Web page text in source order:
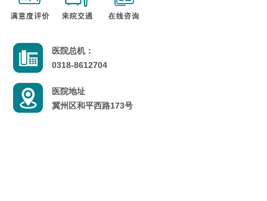
医院地址
冀州区和平西路173号
医院总机：
0318-8612704